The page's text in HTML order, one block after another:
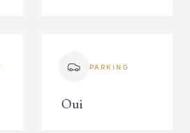
PARKING
Oui